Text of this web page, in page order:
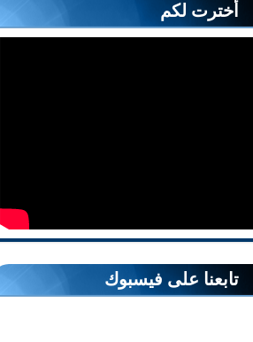
أخترت لكم
تابعنا على فيسبوك